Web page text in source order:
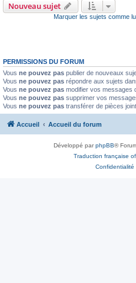
Nouveau sujet
Marquer les sujets comme
PERMISSIONS DU FORUM
Vous ne pouvez pas publier de nouveaux
Vous ne pouvez pas répondre aux sujets
Vous ne pouvez pas modifier vos messages
Vous ne pouvez pas supprimer vos
Vous ne pouvez pas transférer de pièces
Accueil Accueil du forum
Développé parphpBB®
Traduction française
Confidentialité